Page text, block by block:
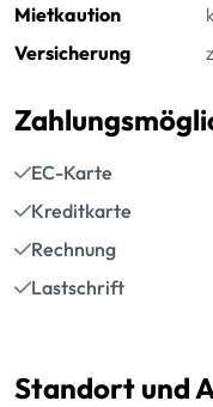
Mietkaution
Versicherung
EC-Karte
Kreditkarte
Rechnung
Lastschrift
Standort und